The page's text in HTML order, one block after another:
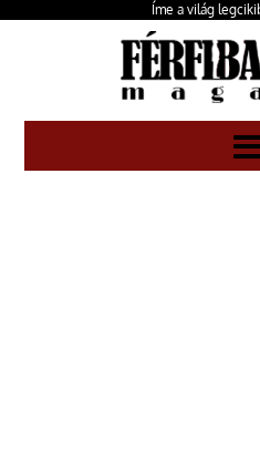
Íme a világ